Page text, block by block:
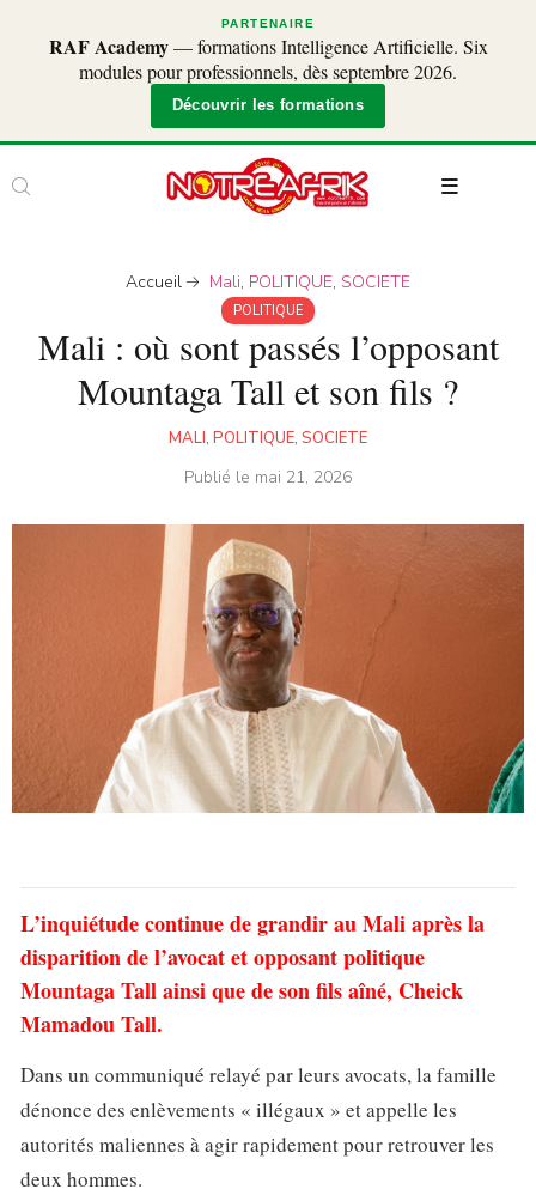
PARTENAIRE
RAF Academy— formations Intelligence Artificielle. Six
modules pour professionnels, dès septembre 2026.
Découvrir les formations
Accueil Mali, POLITIQUE, SOCIETE
POLITIQUE
Mali : où sont passés l’opposant
Mountaga Tall et son fils ?
MALI, POLITIQUE, SOCIETE
Publié le mai 21, 2026
L’inquiétude continue de grandir au Mali après la
disparition de l’avocat et opposant politique
Mountaga Tall ainsi que de son fils aîné, Cheick
Mamadou Tall.
Dans un communiqué relayé par leurs avocats, la famille
dénonce des enlèvements « illégaux » et appelle les
autorités maliennes à agir rapidement pour retrouver les
deux hommes.